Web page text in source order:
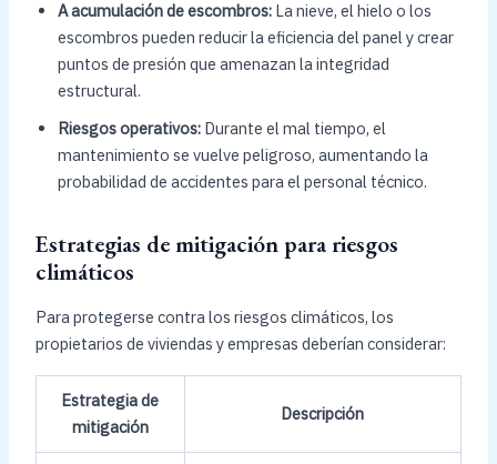
A acumulación de escombros:La nieve, el hielo o los
escombros pueden reducir la eficiencia del panel y crear
puntos de presión que amenazan la integridad
estructural.
Riesgos operativos:Durante el mal tiempo, el
mantenimiento se vuelve peligroso, aumentando la
probabilidad de accidentes para el personal técnico.
Estrategias de mitigación para riesgos
climáticos
Para protegerse contra los riesgos climáticos, los
propietarios de viviendas y empresas deberían considerar:
Estrategia de
mitigación
Descripción